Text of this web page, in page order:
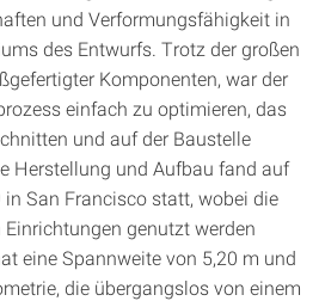
und Verformungsfähigkeit in
des Entwurfs. Trotz der großen
Komponenten, war der
einfach zu optimieren, das
und auf der Baustelle
Herstellung und Aufbau fand auf
San Francisco statt, wobei die
genutzt werden
eine Spannweite von 5,20 m und
die übergangslos von einem